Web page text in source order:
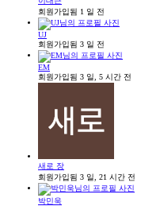
회원가입됨 1 일 전
UJ
회원가입됨 3 일 전
EM
회원가입됨 3 일, 5 시간 전
새로 장
회원가입됨 3 일, 21 시간 전
박민욱